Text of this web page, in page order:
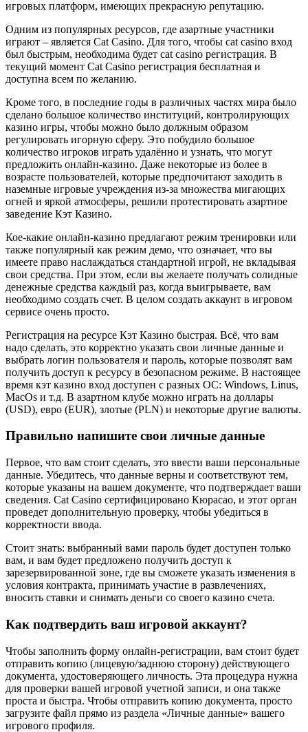
игровых платформ, имеющих прекрасную репутацию.
Одним из популярных ресурсов, где азартные участники
играют – является Cat Casino. Для того, чтобы cat casino вход
был быстрым, необходима будет cat casino регистрация. В
текущий момент Cat Casino регистрация бесплатная и
доступна всем по желанию.
Кроме того, в последние годы в различных частях мира было
сделано большое количество институций, контролирующих
казино игры, чтобы можно было должным образом
регулировать игорную сферу. Это побудило большое
количество игроков играть удалённо и узнать, что могут
предложить онлайн-казино. Даже некоторые из более в
возрасте пользователей, которые предпочитают заходить в
наземные игровые учреждения из-за множества мигающих
огней и яркой атмосферы, решили протестировать азартное
заведение Кэт Казино.
Кое-какие онлайн-казино предлагают режим тренировки или
также популярный как режим демо, что означает, что вы
имеете право наслаждаться стандартной игрой, не вкладывая
свои средства. При этом, если вы желаете получать солидные
денежные средства каждый раз, когда выигрываете, вам
необходимо создать счет. В целом создать аккаунт в игровом
сервисе очень просто.
Регистрация на ресурсе Кэт Казино быстрая. Всё, что вам
надо сделать, это корректно указать свои личные данные и
выбрать логин пользователя и пароль, которые позволят вам
получить доступ к ресурсу в безопасном режиме. В настоящее
время кэт казино вход доступен с разных ОС: Windows, Linus,
MacOs и т.д. В азартном клубе можно играть на доллары
(USD), евро (EUR), злотые (PLN) и некоторые другие валюты.
Правильно напишите свои личные данные
Первое, что вам стоит сделать, это ввести ваши персональные
данные. Убедитесь, что данные верны и соответствуют тем,
которые указаны на вашем документе, что подтверждает ваши
сведения. Cat Casino сертифицировано Кюрасао, и этот орган
проведет дополнительную проверку, чтобы убедиться в
корректности ввода.
Стоит знать: выбранный вами пароль будет доступен только
вам, и вам будет предложено получить доступ к
зарезервированной зоне, где вы сможете указать изменения в
условия контракта, принимать участие в развлечениях,
вносить ставки и снимать деньги со своего казино счета.
Как подтвердить ваш игровой аккаунт?
Чтобы заполнить форму онлайн-регистрации, вам стоит будет
отправить копию (лицевую/заднюю сторону) действующего
документа, удостоверяющего личность. Эта процедура нужна
для проверки вашей игровой учетной записи, и она также
проста и быстра. Чтобы отправить копию документа, просто
загрузите файл прямо из раздела «Личные данные» вашего
игрового профиля.